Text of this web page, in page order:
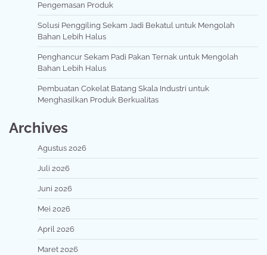
Pengemasan Produk
Solusi Penggiling Sekam Jadi Bekatul untuk Mengolah
Bahan Lebih Halus
Penghancur Sekam Padi Pakan Ternak untuk Mengolah
Bahan Lebih Halus
Pembuatan Cokelat Batang Skala Industri untuk
Menghasilkan Produk Berkualitas
Archives
Agustus 2026
Juli 2026
Juni 2026
Mei 2026
April 2026
Maret 2026